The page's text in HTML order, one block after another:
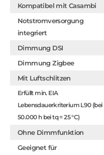
Kompatibel mit Casambi
Notstromversorgung
integriert
Dimmung DSI
Dimmung Zigbee
Mit Luftschlitzen
Erfüllt min. EIA
Lebensdauerkriterium L90 (bei
50.000 h bei tq = 25 °C)
Ohne Dimmfunktion
Geeignet für